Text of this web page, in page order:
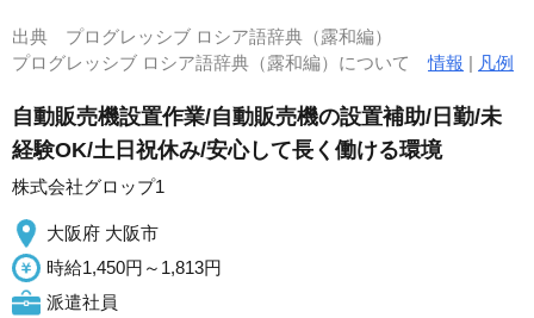
出典 プログレッシブ ロシア語辞典（露和編）
プログレッシブ ロシア語辞典（露和編）について情報 | 凡例
自動販売機設置作業/自動販売機の設置補助/日勤/未
経験OK/土日祝休み/安心して長く働ける環境
株式会社グロップ1
大阪府 大阪市
時給1,450円～1,813円
派遣社員